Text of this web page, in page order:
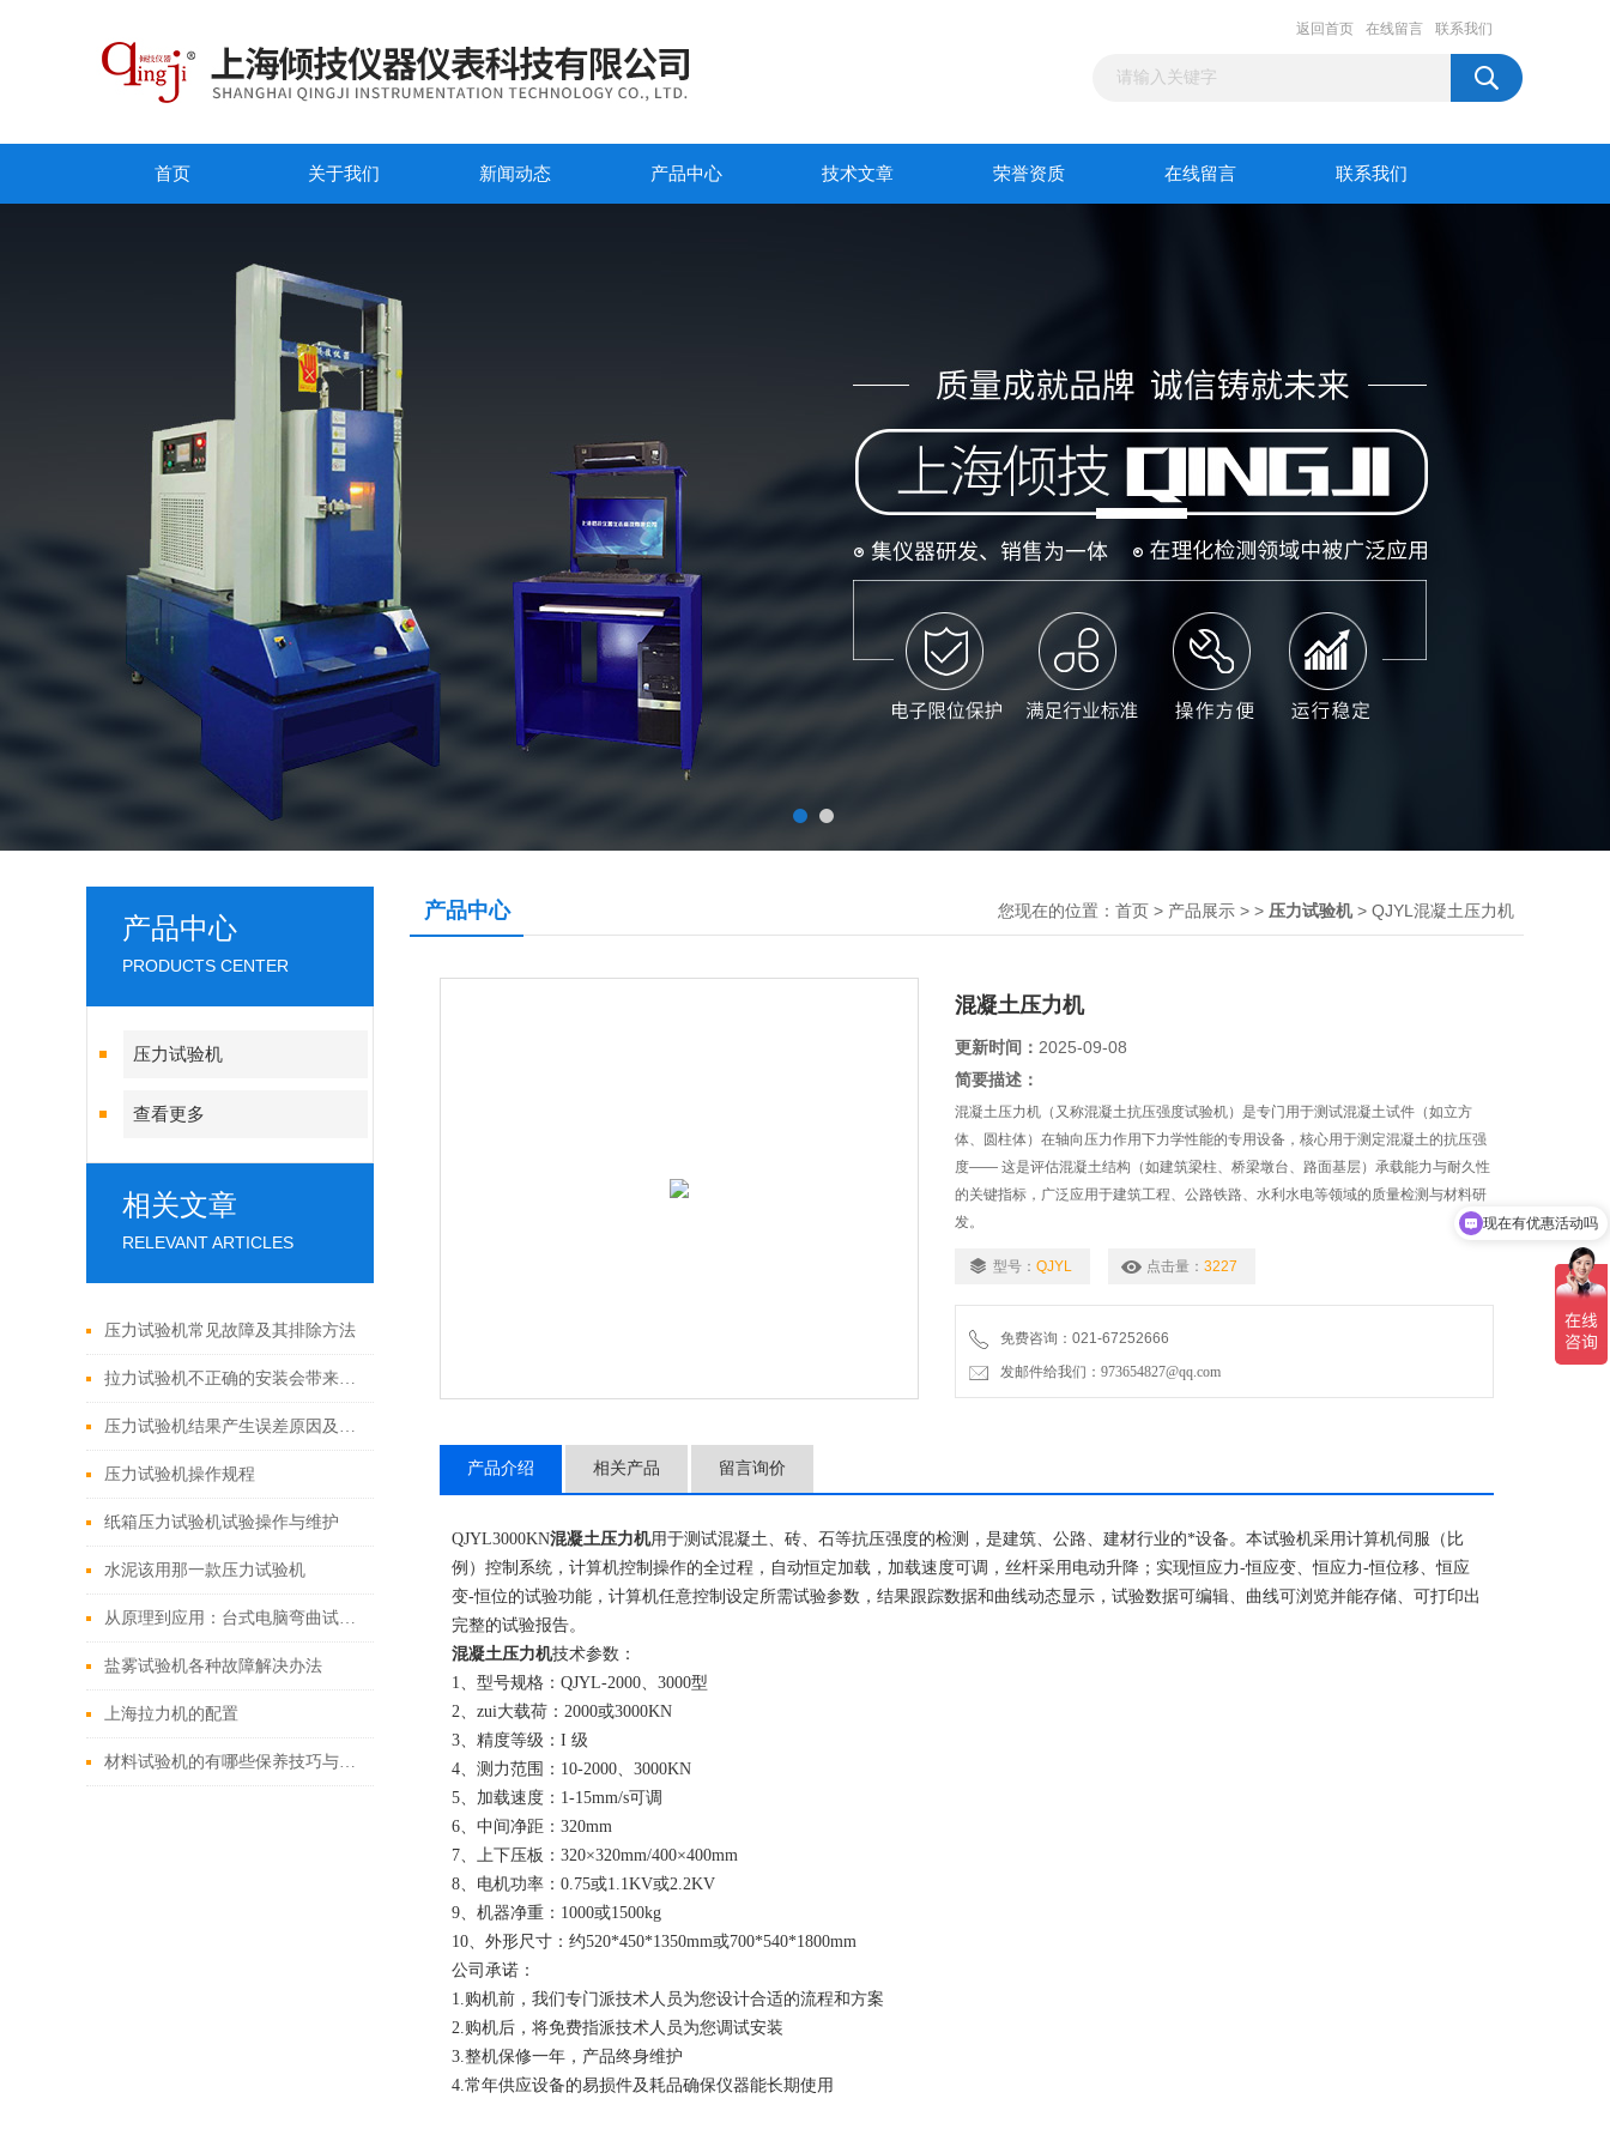
返回首页 在线留言 联系我们
首页 关于我们 新闻动态 产品中心 技术文章 荣誉资质 在线留言 联系我们
产品中心
PRODUCTS CENTER
压力试验机
查看更多
相关文章
RELEVANT ARTICLES
压力试验机常见故障及其排除方法
拉力试验机不正确的安装会带来哪些误差？
压力试验机结果产生误差原因及解决方法
压力试验机操作规程
纸箱压力试验机试验操作与维护
水泥该用那一款压力试验机
从原理到应用：台式电脑弯曲试验机全攻略
盐雾试验机各种故障解决办法
上海拉力机的配置
材料试验机的有哪些保养技巧与方法
产品中心 您现在的位置： 首页 > 产品展示 > > 压力试验机> QJYL混凝土压力机
混凝土压力机
更新时间： 2025-09-08
简要描述：
混凝土压力机（又称混凝土抗压强度试验机）是专门用于测试混凝土试件（如立方
体、圆柱体）在轴向压力作用下力学性能的专用设备，核心用于测定混凝土的抗压强
度—— 这是评估混凝土结构（如建筑梁柱、桥梁墩台、路面基层）承载能力与耐久性
的关键指标，广泛应用于建筑工程、公路铁路、水利水电等领域的质量检测与材料研
发。
型号： QJYL 点击量： 3227
免费咨询：021-67252666
发邮件给我们：973654827@qq.com
产品介绍 相关产品 留言询价
QJYL3000KN混凝土压力机用于测试混凝土、砖、石等抗压强度的检测，是建筑、公路、建材行业的*设备。本试验机采用计算机伺服（比
例）控制系统，计算机控制操作的全过程，自动恒定加载，加载速度可调，丝杆采用电动升降；实现恒应力-恒应变、恒应力-恒位移、恒应
变-恒位的试验功能，计算机任意控制设定所需试验参数，结果跟踪数据和曲线动态显示，试验数据可编辑、曲线可浏览并能存储、可打印出
完整的试验报告。
混凝土压力机技术参数：
1、型号规格：QJYL-2000、3000型
2、zui大载荷：2000或3000KN
3、精度等级：I 级
4、测力范围：10-2000、3000KN
5、加载速度：1-15mm/s可调
6、中间净距：320mm
7、上下压板：320×320mm/400×400mm
8、电机功率：0.75或1.1KV或2.2KV
9、机器净重：1000或1500kg
10、外形尺寸：约520*450*1350mm或700*540*1800mm
公司承诺：
1.购机前，我们专门派技术人员为您设计合适的流程和方案
2.购机后，将免费指派技术人员为您调试安装
3.整机保修一年，产品终身维护
4.常年供应设备的易损件及耗品确保仪器能长期使用
现在有优惠活动吗